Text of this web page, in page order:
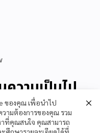
วามเป็นไป
ของคุณ เพื่อนำไป
ามต้องการของคุณ รวม
าที่คุณสนใจ คุณสามารถ